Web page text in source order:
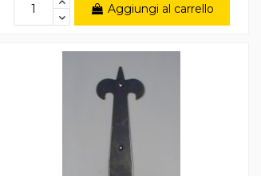
Aggiungi al carrello